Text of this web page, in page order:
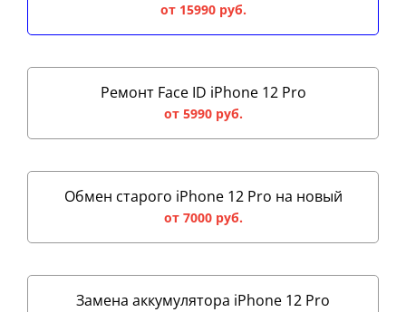
от 15990 руб.
Ремонт Face ID iPhone 12 Pro
от 5990 руб.
Обмен старого iPhone 12 Pro на новый
от 7000 руб.
Замена аккумулятора iPhone 12 Pro